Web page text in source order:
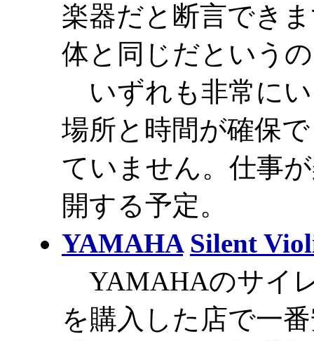
楽器だと断言でき
体と同じだという
いずれも非常に
場所と時間が確保
ていません。仕事
開する予定。
YAMAHA Silent
YAMAHAのサイ
を購入した店で一